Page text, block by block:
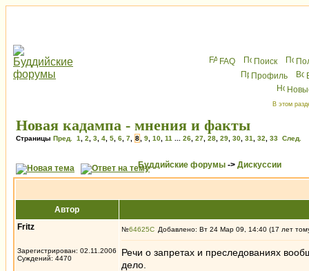
FAQ Поиск
Профиль
В этом
Новая кадампа - мнения и факты
Страницы Пред. 1 2 3 4 5 6 7 8 9 10 11 26 27 28 29 30 31 32 33 След.
Буддийские форумы -> Дискуссии
Автор
Fritz
Зарегистрирован: 02.11.2006
Суждений: 4470
№64625 Добавлено: Вт 24 Мар 09, 14:40 (17 лет
Речи о запретах и преследованиях
дело.